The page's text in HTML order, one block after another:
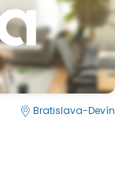
Bratislava-Devín